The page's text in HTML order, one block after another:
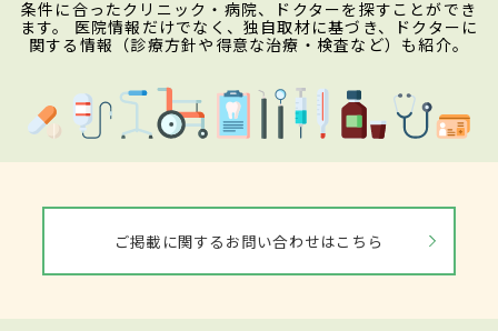
条件に合ったクリニック・病院、ドクターを探すことができ
ます。 医院情報だけでなく、独自取材に基づき、ドクターに
関する情報（診療方針や得意な治療・検査など）も紹介。
ご掲載に関するお問い合わせはこちら